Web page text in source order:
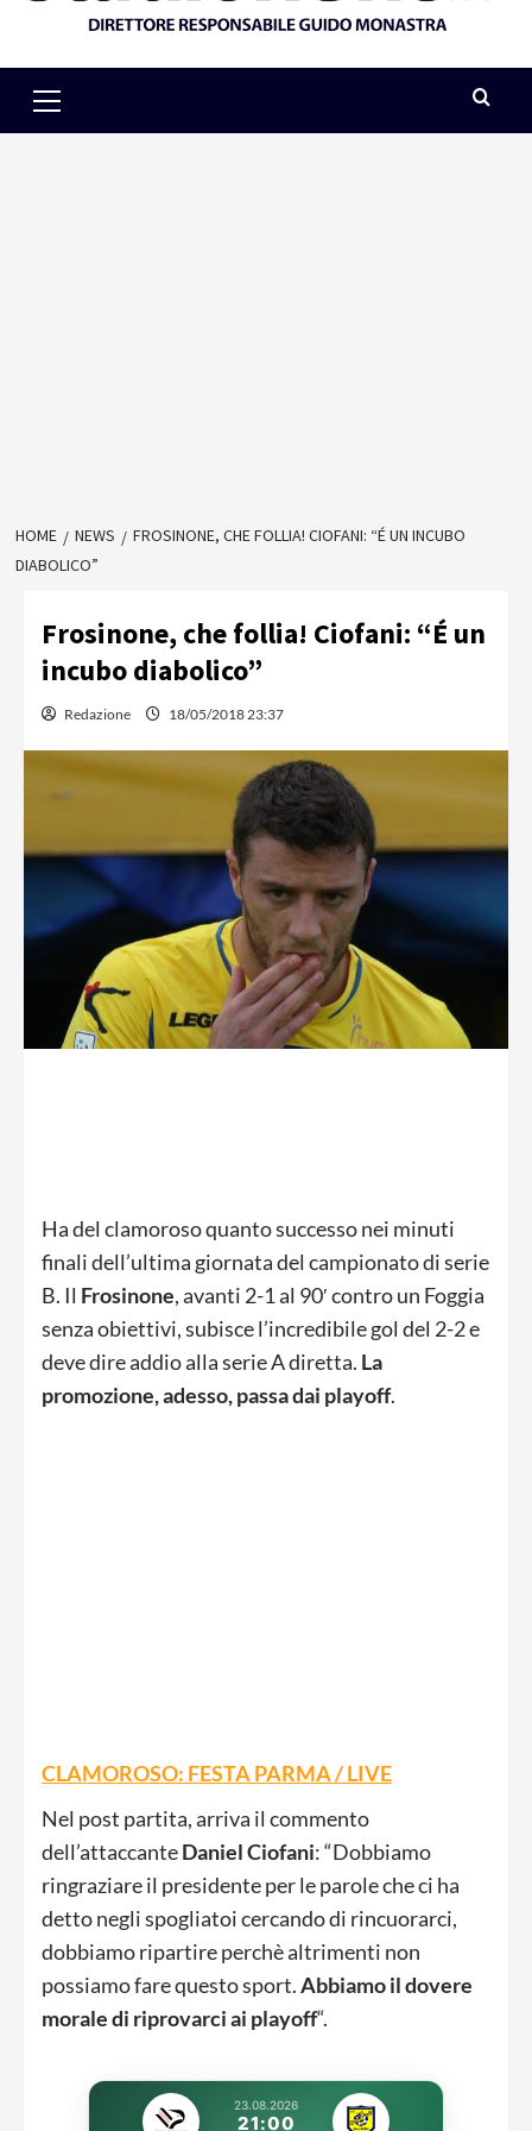
Menu
HOME NEWS
FROSINONE, CHE FOLLIA! CIOFANI: “É UN INCUBO
DIABOLICO”
Frosinone, che follia! Ciofani: “É un
incubo diabolico”
Redazione 18/05/2018 23:37
Ha del clamoroso quanto successo nei minuti
finali dell’ultima giornata del campionato di serie
B. Il Frosinone, avanti 2-1 al 90′ contro un Foggia
senza obiettivi, subisce l’incredibile gol del 2-2 e
deve dire addio alla serie A diretta. La
promozione, adesso, passa dai playoff.
CLAMOROSO: FESTA PARMA / LIVE
Nel post partita, arriva il commento
dell’attaccanteDaniel Ciofani: “Dobbiamo
ringraziare il presidente per le parole che ci ha
detto negli spogliatoi cercando di rincuorarci,
dobbiamo ripartire perchè altrimenti non
possiamo fare questo sport.Abbiamo il dovere
morale di riprovarci ai playoff“.
23.08.2026
21:00